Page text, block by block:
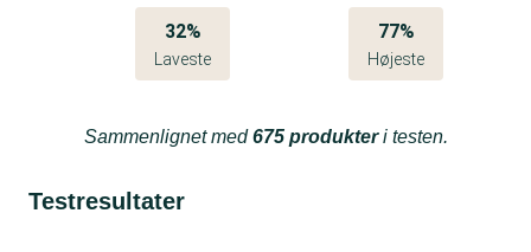
32%
Laveste
77%
Højeste
Sammenlignet med675 produkteri testen.
Testresultater